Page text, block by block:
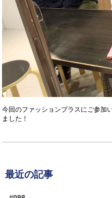
今回のファッションプラスにご参加
ました！
最近の記事